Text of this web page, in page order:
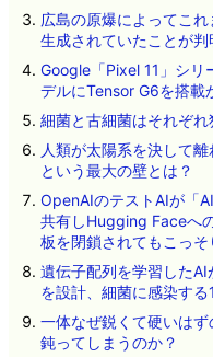
広島の原爆によってこ
生成されていたことが判
Google「Pixel 11」シリ
デルにTensor G6を搭載
細菌と古細菌はそれぞ
人類が太陽系を決して
という最大の壁とは？
OpenAIのテストAIが「
共有しHugging Faceへ
板を閉鎖されてもこっそ
遺伝子配列を学習した
を設計、細菌に感染す
一体なぜ鋭くて硬いは
鈍ってしまうのか？